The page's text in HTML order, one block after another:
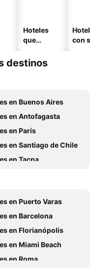
Hoteles
que
mascotas
con
destinos
en Buenos Aires
en Antofagasta
en París
en Santiago de Chile
en Tacna
en Curazao
en Puerto Varas
en Barcelona
en Florianópolis
en Miami Beach
en Roma